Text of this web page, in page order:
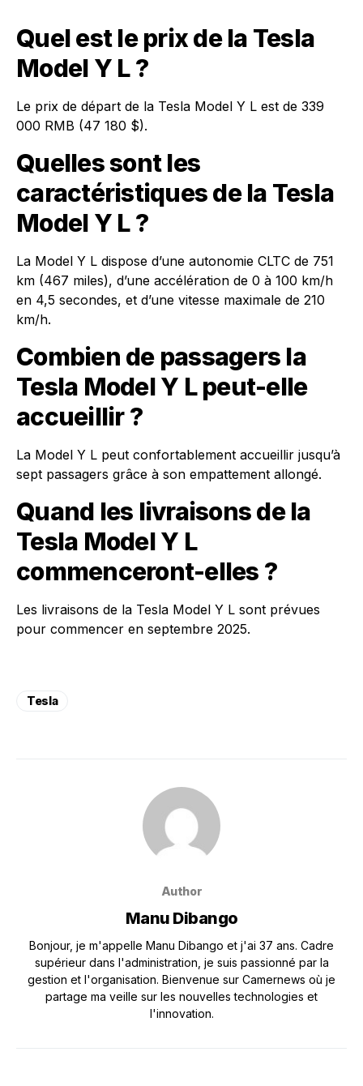
Quel est le prix de la Tesla
Model Y L ?
Le prix de départ de la Tesla Model Y L est de 339
000 RMB (47 180 $).
Quelles sont les
caractéristiques de la Tesla
Model Y L ?
La Model Y L dispose d’une autonomie CLTC de 751
km (467 miles), d’une accélération de 0 à 100 km/h
en 4,5 secondes, et d’une vitesse maximale de 210
km/h.
Combien de passagers la
Tesla Model Y L peut-elle
accueillir ?
La Model Y L peut confortablement accueillir jusqu’à
sept passagers grâce à son empattement allongé.
Quand les livraisons de la
Tesla Model Y L
commenceront-elles ?
Les livraisons de la Tesla Model Y L sont prévues
pour commencer en septembre 2025.
Tesla
Author
Manu Dibango
Bonjour, je m'appelle Manu Dibango et j'ai 37 ans. Cadre
supérieur dans l'administration, je suis passionné par la
gestion et l'organisation. Bienvenue sur Camernews où je
partage ma veille sur les nouvelles technologies et
l'innovation.